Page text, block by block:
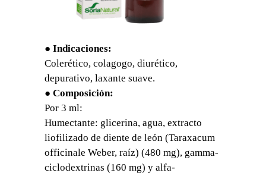
● Indicaciones:
Colerético, colagogo, diurético,
depurativo, laxante suave.
● Composición:
Por 3 ml:
Humectante: glicerina, agua, extracto
liofilizado de diente de león (Taraxacum
officinale Weber, raíz) (480 mg), gamma-
ciclodextrinas (160 mg) y alfa-